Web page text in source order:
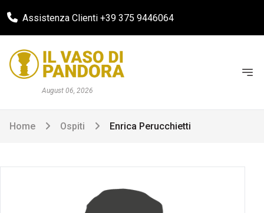
Assistenza Clienti +39 375 9446064
August 06, 2026
Home Ospiti Enrica Perucchietti